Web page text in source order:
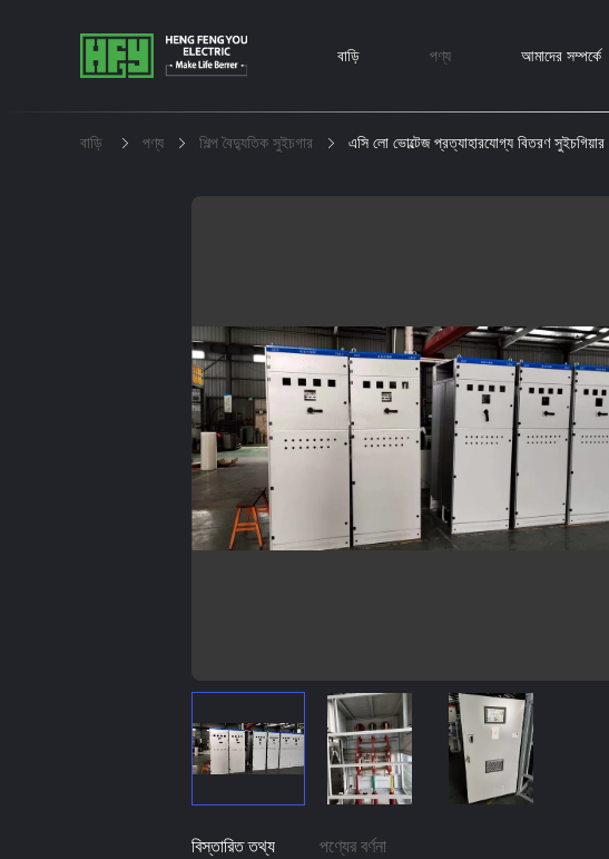
বাড়ি পণ্য আমাদের সম্পর্কে
বাড়ি পণ্য শিল্প বৈদ্যুতিক সুইচগার এসি লো ভোল্টেজ প্রত্যাহারযোগ্য বিতরণ
বিস্তারিত তথ্য পণ্যের বর্ণনা